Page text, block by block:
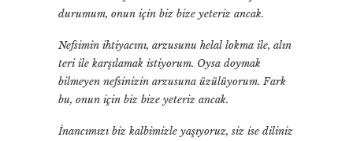
durumum, onun için biz bize yeteriz ancak.
Nefsimin ihtiyacını, arzusunu helal lokma ile, alın
teri ile karşılamak istiyorum. Oysa doymak
bilmeyen nefsinizin arzusuna üzülüyorum. Fark
bu, onun için biz bize yeteriz ancak.
İnancımızı biz kalbimizle yaşıyoruz, siz ise diliniz